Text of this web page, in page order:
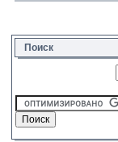
Поиск